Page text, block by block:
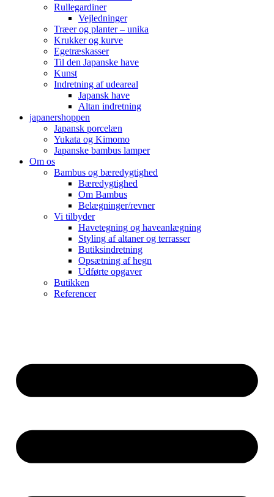
Rullegardiner
Vejledninger
Træer og planter – unika
Krukker og kurve
Egetræskasser
Til den Japanske have
Kunst
Indretning af udeareal
Japansk have
Altan indretning
japanershoppen
Japansk porcelæn
Yukata og Kimomo
Japanske bambus lamper
Om os
Bambus og bæredygtighed
Bæredygtighed
Om Bambus
Belægninger/revner
Vi tilbyder
Havetegning og haveanlægning
Styling af altaner og terrasser
Butiksindretning
Opsætning af hegn
Udførte opgaver
Butikken
Referencer